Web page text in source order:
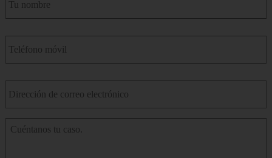
Teléfono
móvil
*
Correo
electrónico
*
Cuéntenos
sobre